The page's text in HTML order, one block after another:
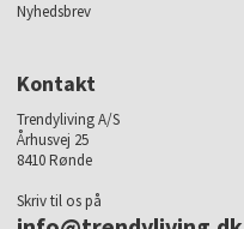
Nyhedsbrev
Kontakt
Trendyliving A/S
Århusvej 25
8410 Rønde
Skriv til os på